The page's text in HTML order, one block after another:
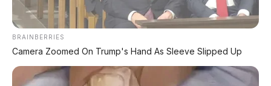
PROMO MINGGU INI
KREDIT MOTOR
SEMUA MEREK
BRAINBERRIES
Camera Zoomed On Trump's Hand As Sleeve Slipped Up